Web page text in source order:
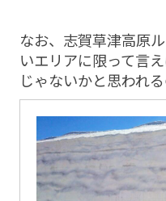
なお、志賀草津高原
いエリアに限って言
じゃないかと思われ